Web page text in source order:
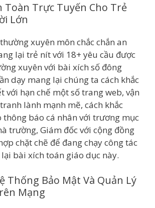
Toàn Trực Tuyến Cho Trẻ
Lớn
xuyên môn chắc chắn an
lại trẻ nít với 18+ yêu cầu được
xuyên với bài xích số đông
dạy mang lại chúng ta cách khắc
với hạn chế một số trang web, vận
lành mạnh mẽ, cách khắc
thông báo cá nhân với trương mục
trường, Giám đốc với cộng đồng
chặt chẽ để đang chạy công tác
bài xích toán giáo dục này.
Thống Bảo Mật Và Quản Lý
Mạng